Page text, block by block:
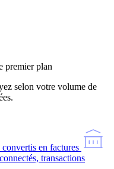
premier plan
selon votre volume de
en factures
transactions